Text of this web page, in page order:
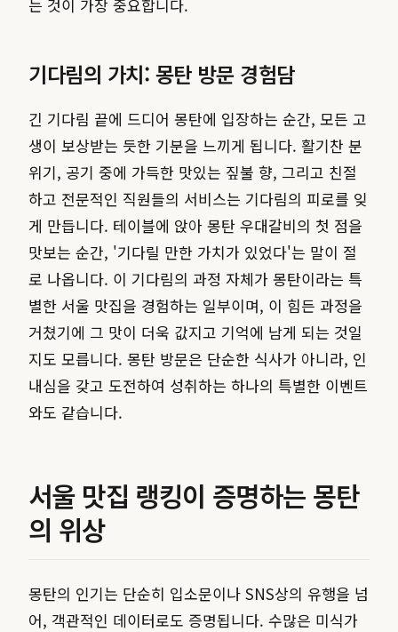
는 것이 가장 중요합니다.
기다림의 가치: 몽탄 방문 경험담
긴 기다림 끝에 드디어 몽탄에 입장하는 순간, 모든 고
생이 보상받는 듯한 기분을 느끼게 됩니다. 활기찬 분
위기, 공기 중에 가득한 맛있는 짚불 향, 그리고 친절
하고 전문적인 직원들의 서비스는 기다림의 피로를 잊
게 만듭니다. 테이블에 앉아 몽탄 우대갈비의 첫 점을
맛보는 순간, '기다릴 만한 가치가 있었다'는 말이 절
로 나옵니다. 이 기다림의 과정 자체가 몽탄이라는 특
별한 서울 맛집을 경험하는 일부이며, 이 힘든 과정을
거쳤기에 그 맛이 더욱 값지고 기억에 남게 되는 것일
지도 모릅니다. 몽탄 방문은 단순한 식사가 아니라, 인
내심을 갖고 도전하여 성취하는 하나의 특별한 이벤트
와도 같습니다.
서울 맛집 랭킹이 증명하는 몽탄
의 위상
몽탄의 인기는 단순히 입소문이나 SNS상의 유행을 넘
어, 객관적인 데이터로도 증명됩니다. 수많은 미식가